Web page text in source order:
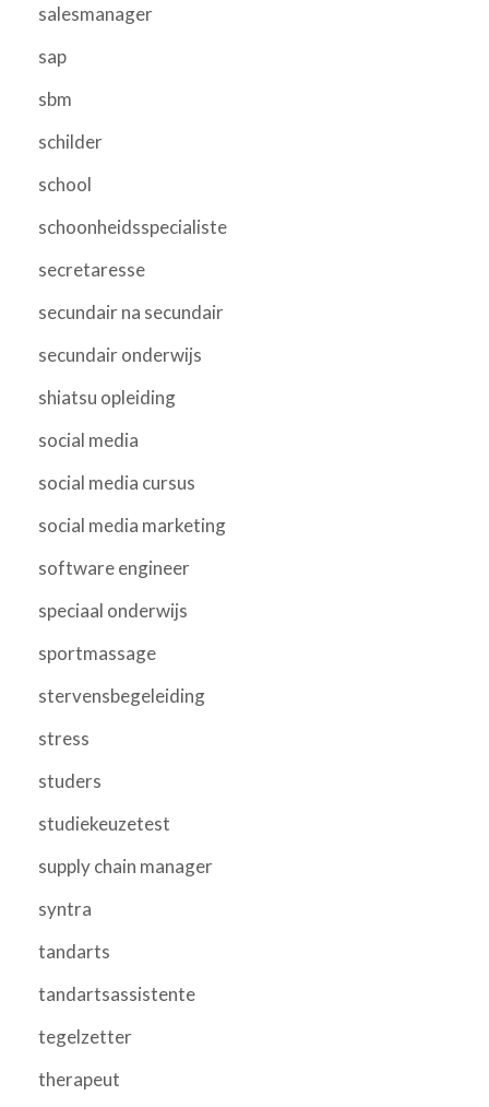
salesmanager
sap
sbm
schilder
school
schoonheidsspecialiste
secretaresse
secundair na secundair
secundair onderwijs
shiatsu opleiding
social media
social media cursus
social media marketing
software engineer
speciaal onderwijs
sportmassage
stervensbegeleiding
stress
studers
studiekeuzetest
supply chain manager
syntra
tandarts
tandartsassistente
tegelzetter
therapeut